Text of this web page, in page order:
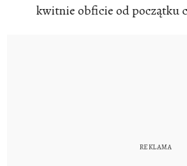
kwitnie obficie od początku